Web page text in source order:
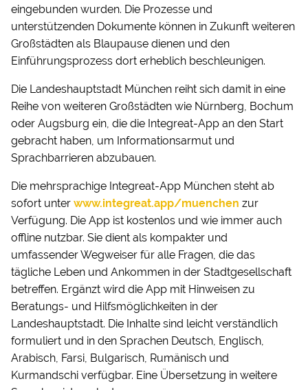
eingebunden wurden. Die Prozesse und
unterstützenden Dokumente können in Zukunft weiteren
Großstädten als Blaupause dienen und den
Einführungsprozess dort erheblich beschleunigen.
Die Landeshauptstadt München reiht sich damit in eine
Reihe von weiteren Großstädten wie Nürnberg, Bochum
oder Augsburg ein, die die Integreat-App an den Start
gebracht haben, um Informationsarmut und
Sprachbarrieren abzubauen.
Die mehrsprachige Integreat-App München steht ab
sofort unter www.integreat.app/muenchen zur
Verfügung. Die App ist kostenlos und wie immer auch
offline nutzbar. Sie dient als kompakter und
umfassender Wegweiser für alle Fragen, die das
tägliche Leben und Ankommen in der Stadtgesellschaft
betreffen. Ergänzt wird die App mit Hinweisen zu
Beratungs- und Hilfsmöglichkeiten in der
Landeshauptstadt. Die Inhalte sind leicht verständlich
formuliert und in den Sprachen Deutsch, Englisch,
Arabisch, Farsi, Bulgarisch, Rumänisch und
Kurmandschi verfügbar. Eine Übersetzung in weitere